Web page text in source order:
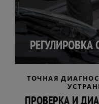
РЕГУЛИРОВКА
ТОЧНАЯ
ПРОВЕРКА И